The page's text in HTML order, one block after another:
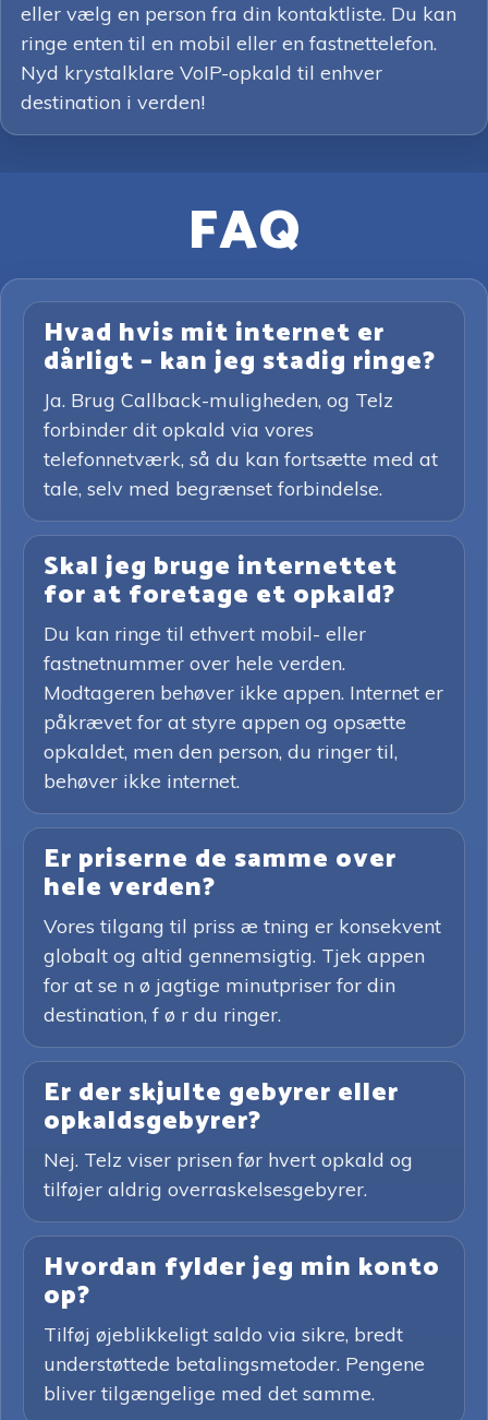
eller vælg en person fra din kontaktliste. Du kan
ringe enten til en mobil eller en fastnettelefon.
Nyd krystalklare VoIP-opkald til enhver
destination i verden!
FAQ
Hvad hvis mit internet er
dårligt – kan jeg stadig ringe?
Ja. Brug Callback-muligheden, og Telz
forbinder dit opkald via vores
telefonnetværk, så du kan fortsætte med at
tale, selv med begrænset forbindelse.
Skal jeg bruge internettet
for at foretage et opkald?
Du kan ringe til ethvert mobil- eller
fastnetnummer over hele verden.
Modtageren behøver ikke appen. Internet er
påkrævet for at styre appen og opsætte
opkaldet, men den person, du ringer til,
behøver ikke internet.
Er priserne de samme over
hele verden?
Vores tilgang til priss æ tning er konsekvent
globalt og altid gennemsigtig. Tjek appen
for at se n ø jagtige minutpriser for din
destination, f ø r du ringer.
Er der skjulte gebyrer eller
opkaldsgebyrer?
Nej. Telz viser prisen før hvert opkald og
tilføjer aldrig overraskelsesgebyrer.
Hvordan fylder jeg min konto
op?
Tilføj øjeblikkeligt saldo via sikre, bredt
understøttede betalingsmetoder. Pengene
bliver tilgængelige med det samme.